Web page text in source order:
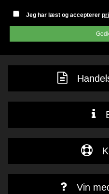
Jeg har læst og accepterer
Vin